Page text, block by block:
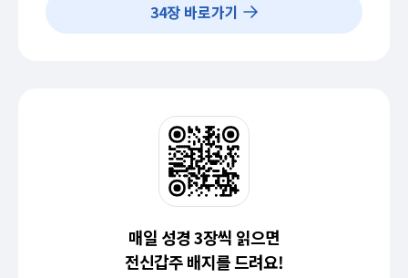
34장 바로가기
매일 성경 3장씩 읽으면
전신갑주 배지를 드려요!